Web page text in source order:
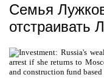
Семья
отстраивать